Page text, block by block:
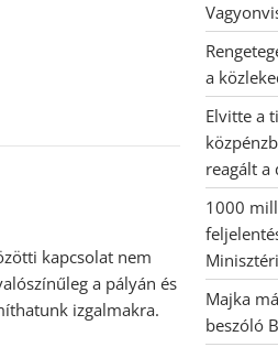
kapcsolat nem
a pályán és
izgalmakra.
a
Elvitte a
reagált a
1000
Majka
beszóló